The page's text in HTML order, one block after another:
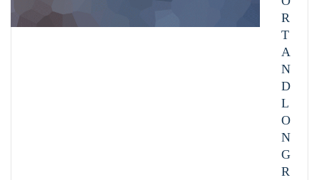
R
T
A
N
D
L
O
N
G
R